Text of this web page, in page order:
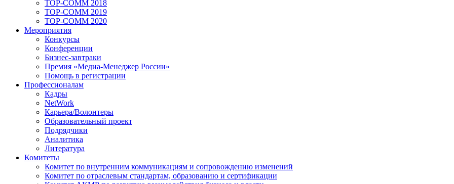
TOP-COMM 2018
TOP-COMM 2019
TOP-COMM 2020
Мероприятия
Конкурсы
Конференции
Бизнес-завтраки
Премия «Медиа-Менеджер России»
Помощь в регистрации
Профессионалам
Кадры
NetWork
Карьера/Волонтеры
Образовательный проект
Подрядчики
Аналитика
Литература
Комитеты
Комитет по внутренним коммуникациям и сопровождению изменений
Комитет по отраслевым стандартам, образованию и сертификации